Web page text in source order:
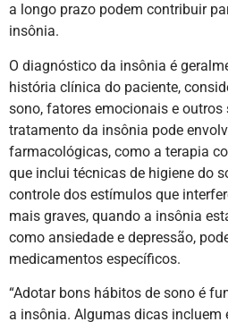
a longo prazo podem contribuir
insônia.
O diagnóstico da insônia é
história clínica do paciente,
sono, fatores emocionais e outros
tratamento da insônia pode
farmacológicas, como a terapia
que inclui técnicas de higiene do
controle dos estímulos que
mais graves, quando a insônia
como ansiedade e depressão,
medicamentos específicos.
“Adotar bons hábitos de sono é
a insônia. Algumas dicas incluem